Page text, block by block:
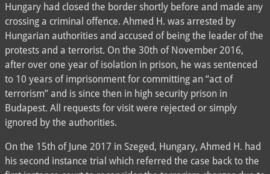
Hungary had closed the border shortly before and made any
crossing a criminal offence. Ahmed H. was arrested by
Hungarian authorities and accused of being the leader of the
protests and a terrorist. On the 30th of November 2016,
after over one year of isolation in prison, he was sentenced
to 10 years of imprisonment for committing an “act of
terrorism” and is since then in high security prison in
Budapest. All requests for visit were rejected or simply
ignored by the authorities.
On the 15th of June 2017 in Szeged, Hungary, Ahmed H. had
his second instance trial which referred the case back to the